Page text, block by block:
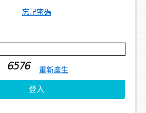
忘記密碼
重新產生